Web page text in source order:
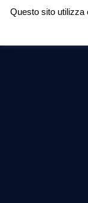
Questo sito utilizza